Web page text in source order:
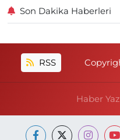
Son Dakika Haberleri
RSS
Haber